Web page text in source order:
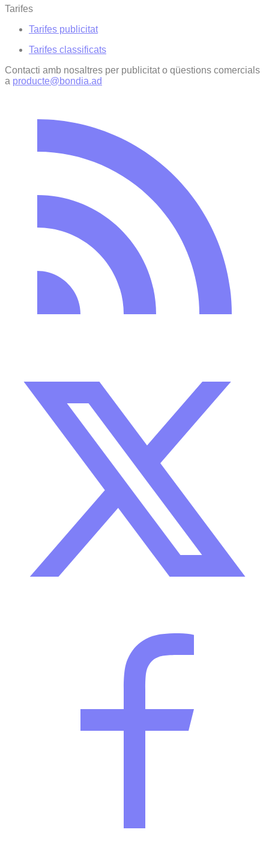
Tarifes
Tarifes publicitat
Tarifes classificats
Contacti amb nosaltres per publicitat o qüestions comercials
a producte@bondia.ad